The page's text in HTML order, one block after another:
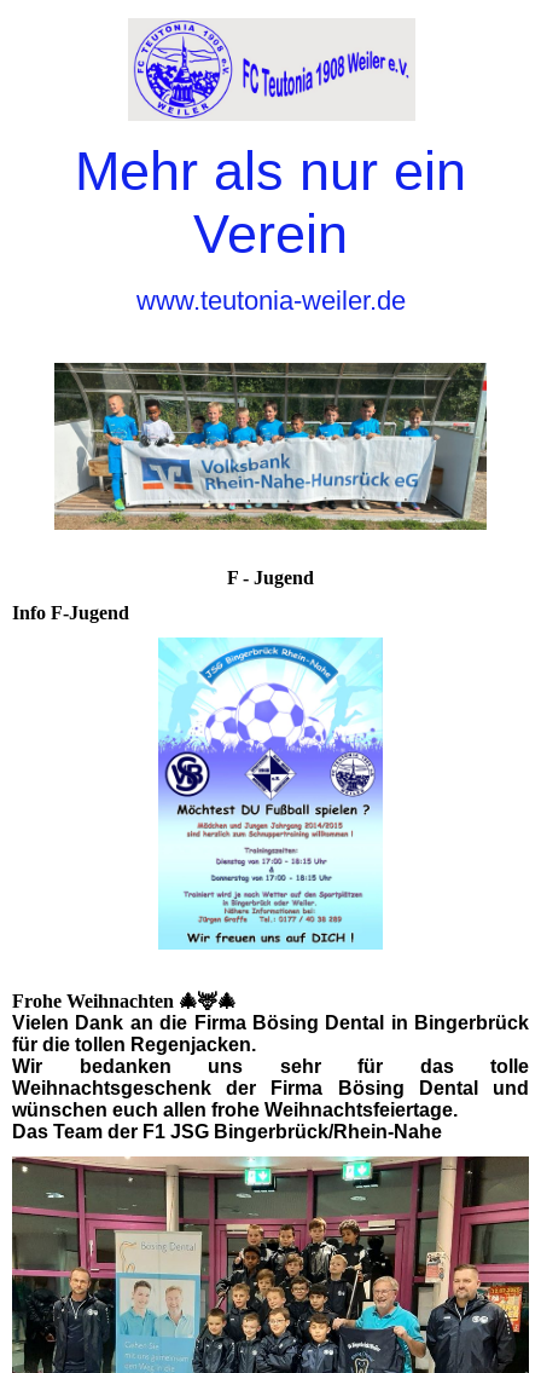
Mehr als nur ein
Verein
www.teutonia-weiler.de
F - Jugend
Info F-Jugend
Frohe Weihnachten 🎄🦌🎄
Vielen Dank an die Firma Bösing Dental in Bingerbrück
für die tollen Regenjacken.
Wir bedanken uns sehr für das tolle
Weihnachtsgeschenk der Firma Bösing Dental und
wünschen euch allen frohe Weihnachtsfeiertage.
Das Team der F1 JSG Bingerbrück/Rhein-Nahe